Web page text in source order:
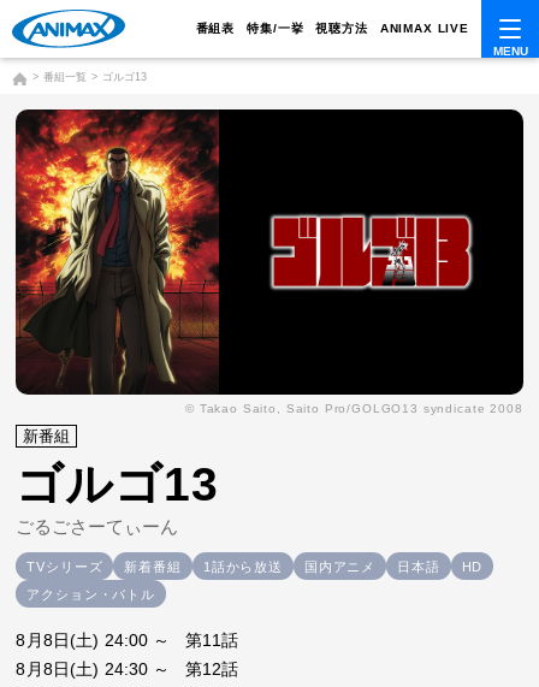
番組表 特集/一挙 視聴方法 ANIMAX LIVE
番組一覧 ゴルゴ13
© Takao Saito, Saito Pro/GOLGO13 syndicate 2008
新番組
ゴルゴ13
ごるごさーてぃーん
TVシリーズ 新着番組 1話から放送 国内アニメ 日本語
HD
アクション・バトル
8月8日(土) 24:00 ～ 第11話
8月8日(土) 24:30 ～ 第12話